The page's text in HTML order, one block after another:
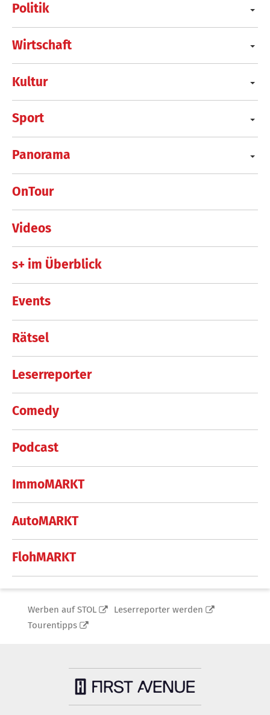
Politik
Wirtschaft
Kultur
Sport
Panorama
OnTour
Videos
s+ im Überblick
Events
Rätsel
Leserreporter
Comedy
Podcast
ImmoMARKT
AutoMARKT
FlohMARKT
Werben auf STOL
Leserreporter werden
Tourentipps